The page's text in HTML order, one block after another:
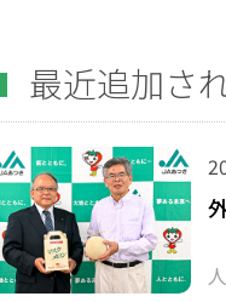
最近追加さ